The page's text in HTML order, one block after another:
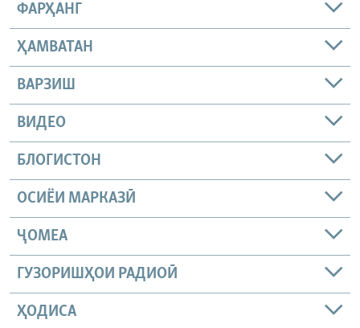
ФАРҲАНГ
ҲАМВАТАН
ВАРЗИШ
ВИДЕО
БЛОГИСТОН
ОСИЁИ МАРКАЗӢ
ҶОМEА
ГУЗОРИШҲОИ РАДИОӢ
ҲОДИСА